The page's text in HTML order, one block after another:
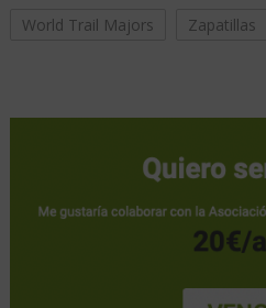
World Trail Majors Zapatillas